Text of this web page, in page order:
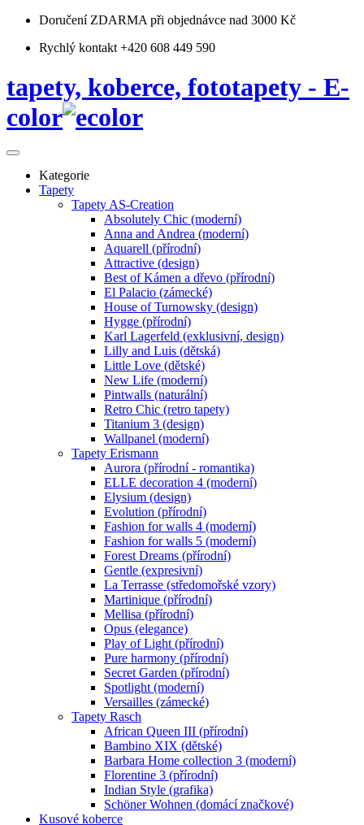
Doručení ZDARMA při objednávce nad 3000 Kč
Rychlý kontakt +420 608 449 590
tapety, koberce, fototapety - E-
color
Kategorie
Tapety
Tapety AS-Creation
Absolutely Chic (moderní)
Anna and Andrea (moderní)
Aquarell (přírodní)
Attractive (design)
Best of Kámen a dřevo (přírodní)
El Palacio (zámecké)
House of Turnowsky (design)
Hygge (přírodní)
Karl Lagerfeld (exklusivní, design)
Lilly and Luis (dětská)
Little Love (dětské)
New Life (moderní)
Pintwalls (naturální)
Retro Chic (retro tapety)
Titanium 3 (design)
Wallpanel (moderní)
Tapety Erismann
Aurora (přírodní - romantika)
ELLE decoration 4 (moderní)
Elysium (design)
Evolution (přírodní)
Fashion for walls 4 (moderní)
Fashion for walls 5 (moderní)
Forest Dreams (přírodní)
Gentle (expresivní)
La Terrasse (středomořské vzory)
Martinique (přírodní)
Mellisa (přírodní)
Opus (elegance)
Play of Light (přírodní)
Pure harmony (přírodní)
Secret Garden (přírodní)
Spotlight (moderní)
Versailles (zámecké)
Tapety Rasch
African Queen III (přírodní)
Bambino XIX (dětské)
Barbara Home collection 3 (moderní)
Florentine 3 (přírodní)
Indian Style (grafika)
Schöner Wohnen (domácí značkové)
Kusové koberce